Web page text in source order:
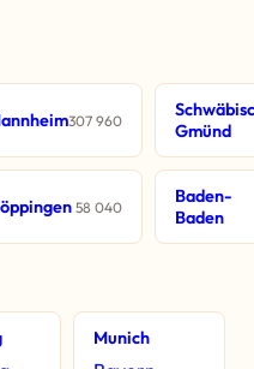
307 960
Gmünd
58 040
Baden-
Baden
Munich